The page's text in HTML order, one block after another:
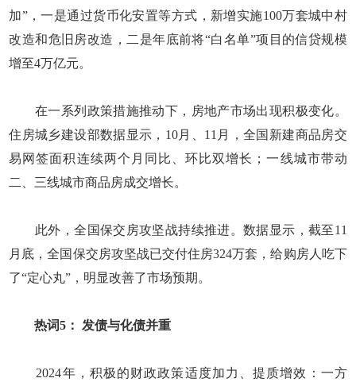
加”，一是通过货币化安置等方式，新增实施100万套城中村
改造和危旧房改造，二是年底前将“白名单”项目的信贷规模
增至4万亿元。
在一系列政策措施推动下，房地产市场出现积极变化。
住房城乡建设部数据显示，10月、11月，全国新建商品房交
易网签面积连续两个月同比、环比双增长；一线城市带动
二、三线城市商品房成交增长。
此外，全国保交房攻坚战持续推进。数据显示，截至11
月底，全国保交房攻坚战已交付住房324万套，给购房人吃下
了“定心丸”，明显改善了市场预期。
热词5： 发债与化债并重
2024年，积极的财政政策适度加力、提质增效：一方